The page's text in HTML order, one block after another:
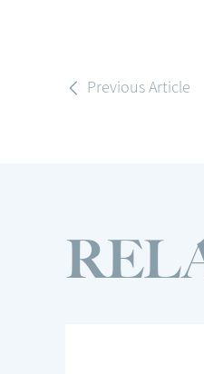
Previous Article